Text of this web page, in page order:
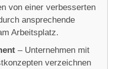
von einer verbesserten
ansprechende
Arbeitsplatz.
– Unternehmen mit
verzeichnen